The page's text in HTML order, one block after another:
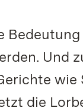
Und
wie
die